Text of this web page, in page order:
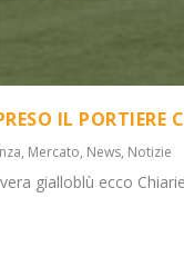
IL PORTIERE
, Mercato, News, Notizie
gialloblù ecco